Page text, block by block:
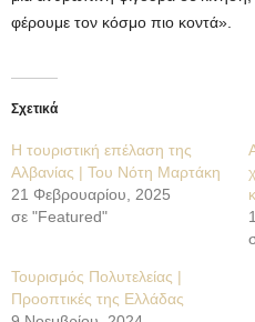
φέρουμε τον κόσμο πιο κοντά».
Σχετικά
Η τουριστική επέλαση της
Αλβανίας | Του Νότη Μαρτάκη
21 Φεβρουαρίου, 2025
σε "Featured"
Τουρισμός Πολυτελείας |
Προοπτικές της Ελλάδας